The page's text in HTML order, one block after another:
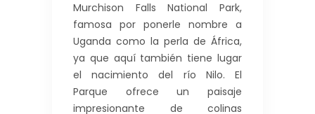
Murchison Falls National Park,
famosa por ponerle nombre a
Uganda como la perla de África,
ya que aquí también tiene lugar
el nacimiento del río Nilo. El
Parque ofrece un paisaje
impresionante de colinas